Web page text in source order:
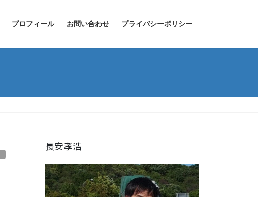
プロフィール お問い合わせ プライバシーポリシー
長安孝浩